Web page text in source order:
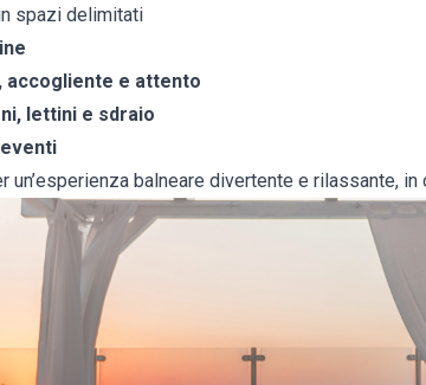
spazi delimitati
accogliente e attento
lettini e sdraio
un’esperienza balneare divertente e rilassante, in